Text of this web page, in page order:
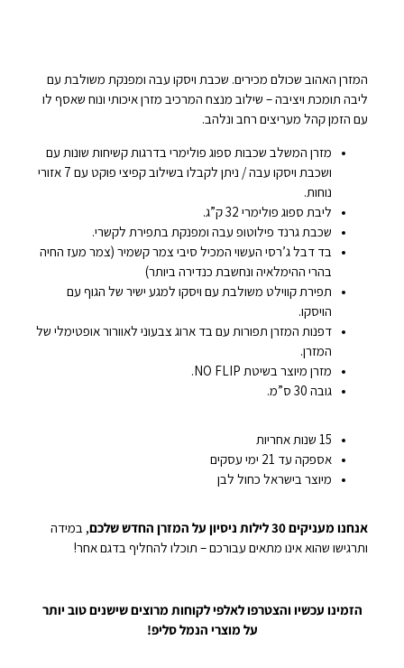
המזרן האהוב שכולם מכירים. שכבת ויסקו עבה ומפנקת משולבת עם
ליבה תומכת ויציבה – שילוב מנצח המרכיב מזרן איכותי ונוח שאסף לו
עם הזמן קהל מעריצים רחב ונלהב.
מזרן המשלב שכבות ספוג פולימרי בדרגות קשיחות שונות עם
ושכבת ויסקו עבה / ניתן לקבלו בשילוב קפיצי פוקט עם 7 אזורי
נוחות.
ליבת ספוג פולימרי 32 ק”ג.
שכבת גרנד פילוטופ עבה ומפנקת בתפירת לקשרי.
בד דבל ג’רסי העשוי המכיל סיבי צמר קשמיר (צמר מעז החיה
בהרי ההימלאיה ונחשבת כנדירה ביותר)
תפירת קווילט משולבת עם ויסקו למגע ישיר של הגוף עם
הויסקו.
דפנות המזרן תפורות עם בד ארוג צבעוני לאוורור אופטימלי של
המזרן.
מזרן מיוצר בשיטת NO FLIP.
גובה 30 ס”מ.
15 שנות אחריות
אספקה עד 21 ימי עסקים
מיוצר בישראל כחול לבן
אנחנו מעניקים 30 לילות ניסיון על המזרן החדש שלכם
, במידה
ותרגישו שהוא אינו מתאים עבורכם – תוכלו להחליף בדגם אחר!
הזמינו עכשיו והצטרפו לאלפי לקוחות מרוצים שישנים טוב יותר
על מוצרי הנמל סליפ!